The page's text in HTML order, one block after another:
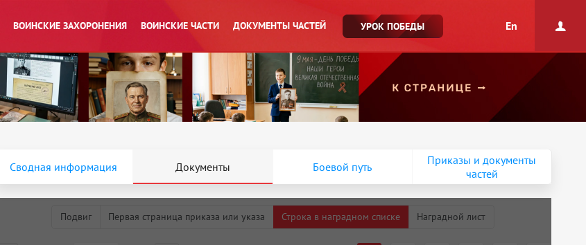
ВОИНСКИЕ ЗАХОРОНЕНИЯ ВОИНСКИЕ ЧАСТИ ДОКУМЕНТЫ ЧАСТЕЙ УРОК ПОБЕДЫ En
Сводная информация Документы Боевой путь
Приказы и документы
частей
Подвиг Первая страница приказа или указа Строка в наградном списке Наградной лист